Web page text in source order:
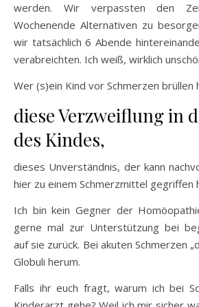
werden. Wir verpassten den
Wochenende Alternativen zu
wir tatsächlich 6 Abende
verabreichten. Ich weiß, wirklich
Wer (s)ein Kind vor Schmerzen brüllen
diese Verzweiflung in
des Kindes,
dieses Unverständnis, der kann
hier zu einem Schmerzmittel gegriffen
Ich bin kein Gegner der
gerne mal zur Unterstützung bei
auf sie zurück. Bei akuten Schmerzen
Globuli herum.
Falls ihr euch fragt, warum ich bei